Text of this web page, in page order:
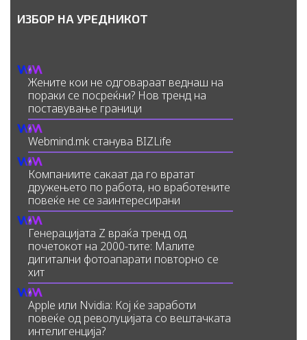
ИЗБОР НА УРЕДНИКОТ
Жените кои не одговараат веднаш на
пораки се посреќни? Нов тренд на
поставување граници
Webmind.mk станува BIZLife
Компаниите сакаат да го вратат
дружењето по работа, но вработените
повеќе не се заинтересирани
Генерацијата Z враќа тренд од
почетокот на 2000-тите: Малите
дигитални фотоапарати повторно се
хит
Apple или Nvidia: Кој ќе заработи
повеќе од револуцијата со вештачката
интелигенција?